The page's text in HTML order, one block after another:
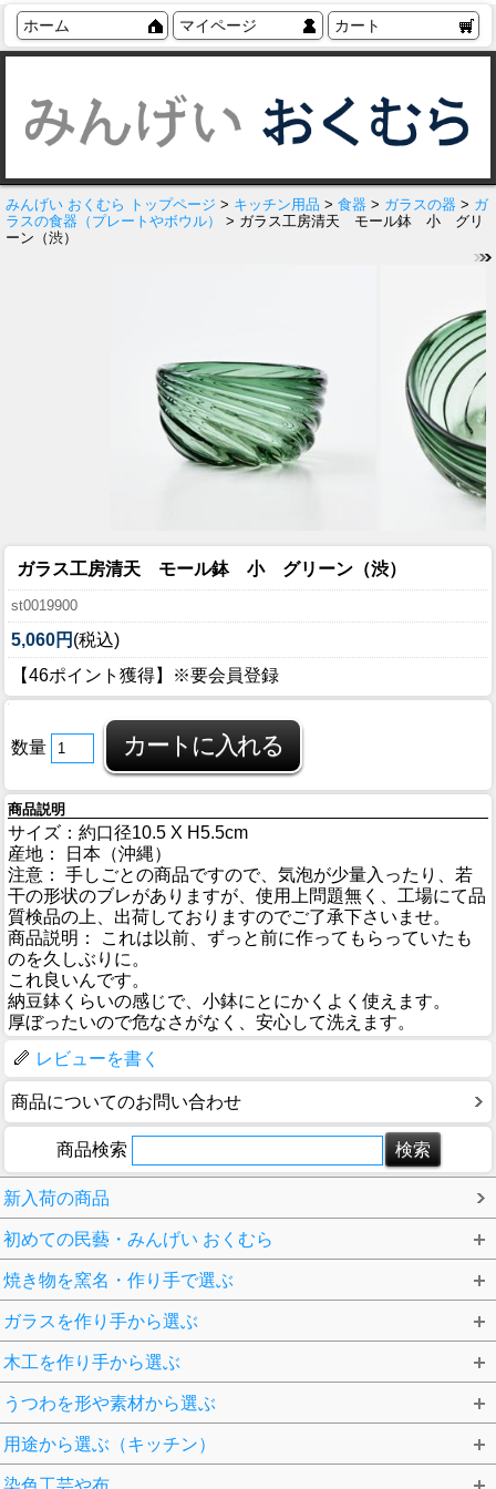
ホーム マイページ カート
みんげい おくむら トップページ > キッチン用品 > 食器 > ガラスの器 > ガ
ラスの食器（プレートやボウル）
> ガラス工房清天 モール鉢 小 グリ
ーン（渋）
ガラス工房清天 モール鉢 小 グリーン（渋）
st0019900
5,060円 (税込)
【46ポイント獲得】※要会員登録
数量
商品説明
サイズ：約口径10.5 X H5.5cm
産地： 日本（沖縄）
注意： 手しごとの商品ですので、気泡が少量入ったり、若
干の形状のブレがありますが、使用上問題無く、工場にて品
質検品の上、出荷しておりますのでご了承下さいませ。
商品説明： これは以前、ずっと前に作ってもらっていたも
のを久しぶりに。
これ良いんです。
納豆鉢くらいの感じで、小鉢にとにかくよく使えます。
厚ぼったいので危なさがなく、安心して洗えます。
レビューを書く
商品についてのお問い合わせ
商品検索
新入荷の商品
初めての民藝・みんげい おくむら
焼き物を窯名・作り手で選ぶ
ガラスを作り手から選ぶ
木工を作り手から選ぶ
うつわを形や素材から選ぶ
用途から選ぶ（キッチン）